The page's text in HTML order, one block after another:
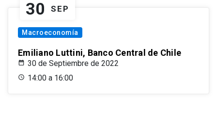
30 SEP
Macroeconomía
Emiliano Luttini, Banco Central de Chile
30 de Septiembre de 2022
14:00 a 16:00